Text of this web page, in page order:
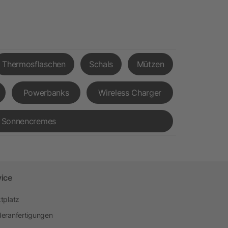
Thermosflaschen Schals Mützen
Powerbanks Wireless Charger
Sonnencremes